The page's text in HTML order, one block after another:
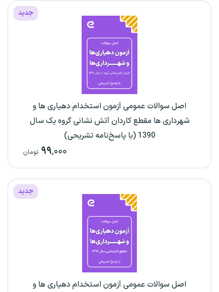
جدید
اصل سوالات عمومی آزمون استخدام دهیاری ها و
شهرداری ها مقطع کاردان آتش نشانی گروه یک سال
1390 (با پاسخ‌نامه تشریحی)
۹۹,۰۰۰ تومان
جدید
اصل سوالات عمومی آزمون استخدام دهیاری ها و